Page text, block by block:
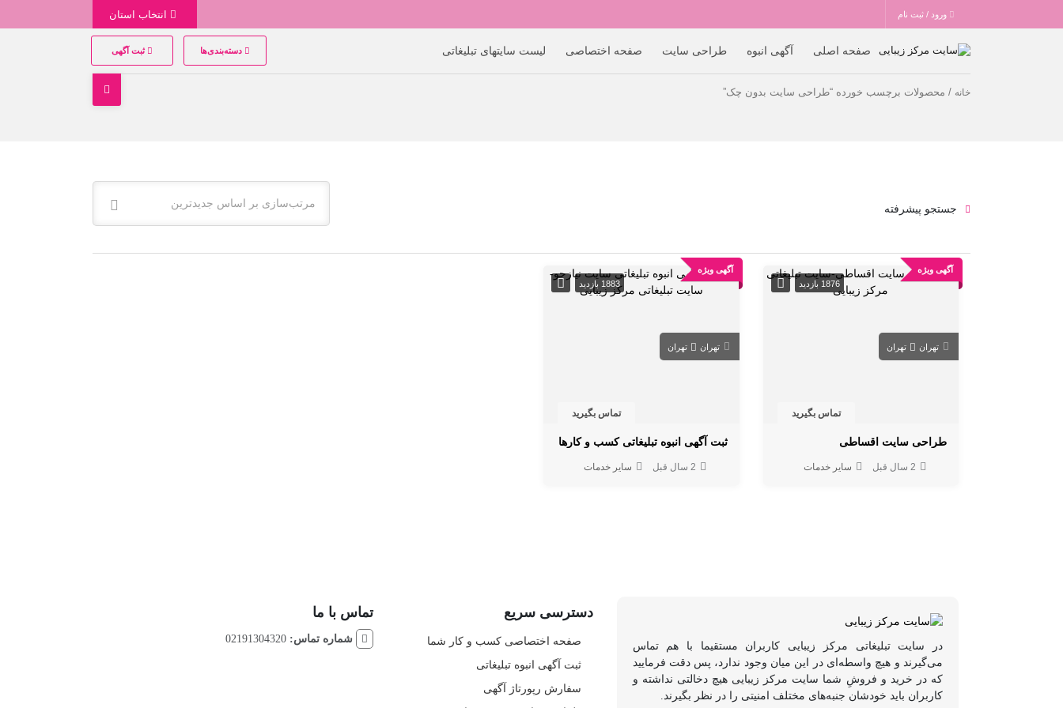
ورود / ثبت نام
صفحه اصلی آگهی انبوه طراحی سایت صفحه اختصاصی لیست سایتهای تبلیغاتی دسته‌بندی‌ها ثبت آگهی
خانه / محصولات برچسب خورده “طراحی سایت بدون چک”
مرتب‌سازی بر اساس جدیدترین جستجو پیشرفته
آگهی ویژه
1876 بازدید
تهران تهران
تماس بگیرید
طراحی سایت اقساطی
2 سال قبل سایر خدمات
آگهی ویژه
1883 بازدید
تهران تهران
تماس بگیرید
ثبت آگهی انبوه تبلیغاتی کسب و کارها
2 سال قبل سایر خدمات
در سایت تبلیغاتی مرکز زیبایی کاربران مستقیما با هم تماس
می‌گیرند و هیچ واسطه‌ای در این میان وجود ندارد، پس دقت فرمایید
که در خرید و فروشِ شما سایت مرکز زیبایی هیچ دخالتی نداشته و
کاربران باید خودشان جنبه‌های مختلف امنیتی را در نظر بگیرند.
دسترسی سریع
صفحه اختصاصی کسب و کار شما
ثبت آگهی انبوه تبلیغاتی
سفارش رپورتاژ آگهی
تماس با ما
شماره تماس: 02191304320